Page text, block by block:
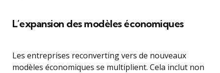
L’expansion des modèles économiques
Les entreprises reconverting vers de nouveaux
modèles économiques se multiplient. Cela inclut non